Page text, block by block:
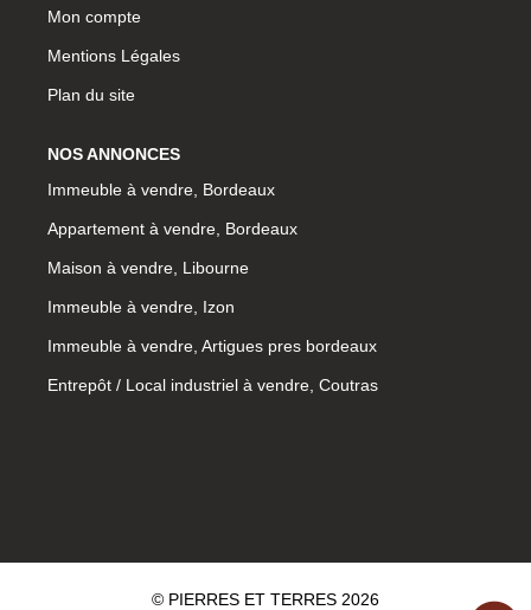
Mon compte
Mentions Légales
Plan du site
NOS ANNONCES
Immeuble à vendre, Bordeaux
Appartement à vendre, Bordeaux
Maison à vendre, Libourne
Immeuble à vendre, Izon
Immeuble à vendre, Artigues pres bordeaux
Entrepôt / Local industriel à vendre, Coutras
© PIERRES ET TERRES 2026